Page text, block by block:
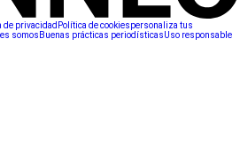
de privacidad Política de cookiespersonaliza tus
somos Buenas prácticas periodísticasUso responsable